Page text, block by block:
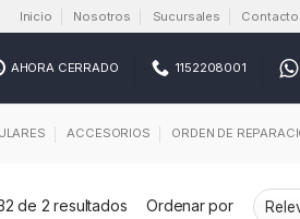
Inicio Nosotros Sucursales Contacto
AHORA CERRADO 1152208001
ACCESORIOS ORDEN DE
de 2 resultados Ordenar por